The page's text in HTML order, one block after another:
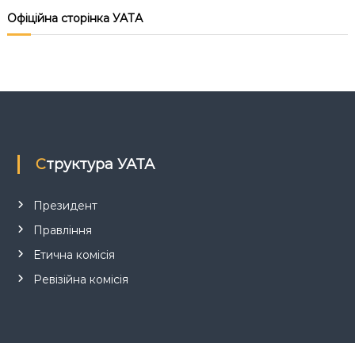
я
и
с
в
Офіційна сторінка УАТА
Структура УАТА
Президент
Правління
Етична комісія
Ревізійна комісія